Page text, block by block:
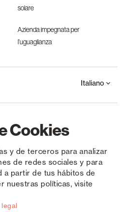
Cookies
y de terceros para analizar
de redes sociales y para
a partir de tus hábitos de
nuestras políticas, visite
legal
solare
Azienda impegnata per
l’uguaglianza
sulla riservatezza Avviso legale Cookies
Italiano